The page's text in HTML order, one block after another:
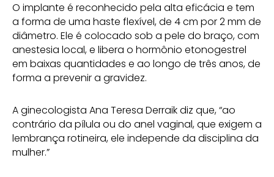
O implante é reconhecido pela alta eficácia e tem
a forma de uma haste flexível, de 4 cm por 2 mm de
diâmetro. Ele é colocado sob a pele do braço, com
anestesia local, e libera o hormônio etonogestrel
em baixas quantidades e ao longo de três anos, de
forma a prevenir a gravidez.
A ginecologista Ana Teresa Derraik diz que, “ao
contrário da pílula ou do anel vaginal, que exigem a
lembrança rotineira, ele independe da disciplina da
mulher.”